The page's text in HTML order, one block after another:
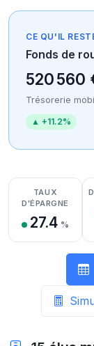
CE QU'IL
Fonds de
520 560
Trésorerie
▲ +11.2%
Détail
Détail
Détail de
TAUX
D'ÉPARGNE
27.4 %